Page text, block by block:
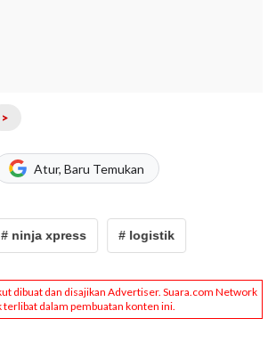
>
Atur, Baru Temukan
# ninja xpress # logistik